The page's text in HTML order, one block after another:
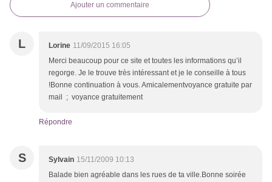
Ajouter un commentaire
L Lorine 11/09/2015 16:05
Merci beaucoup pour ce site et toutes les informations qu’il
regorge. Je le trouve très intéressant et je le conseille à tous
!Bonne continuation à vous. Amicalementvoyance gratuite par
mail ; voyance gratuitement
Répondre
S Sylvain 15/11/2009 10:13
Balade bien agréable dans les rues de ta ville.Bonne soirée